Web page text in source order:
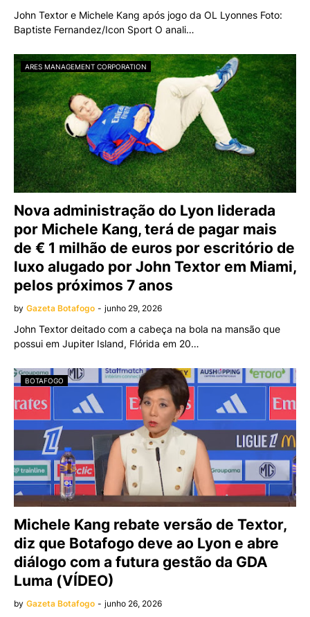
John Textor e Michele Kang após jogo da OL Lyonnes Foto:
Baptiste Fernandez/Icon Sport O anali…
ARES MANAGEMENT CORPORATION
Nova administração do Lyon liderada
por Michele Kang, terá de pagar mais
de € 1 milhão de euros por escritório de
luxo alugado por John Textor em Miami,
pelos próximos 7 anos
by Gazeta Botafogo - junho 29, 2026
John Textor deitado com a cabeça na bola na mansão que
possui em Jupiter Island, Flórida em 20…
BOTAFOGO
Michele Kang rebate versão de Textor,
diz que Botafogo deve ao Lyon e abre
diálogo com a futura gestão da GDA
Luma (VÍDEO)
by Gazeta Botafogo - junho 26, 2026